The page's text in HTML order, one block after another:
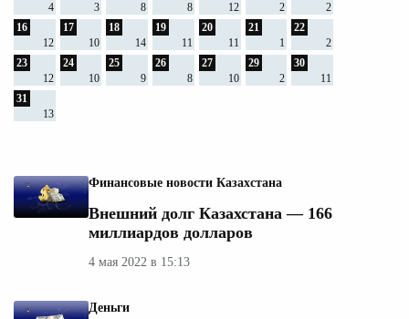
Финансовые новости Казахстана
Внешний долг Казахстана — 166
миллиардов долларов
4 мая 2022 в 15:13
Деньги
4
3
8
8
12
2
2
16
12
17
10
18
14
19
11
20
11
21
1
22
2
23
12
24
10
25
9
26
8
27
10
29
2
30
11
31
13